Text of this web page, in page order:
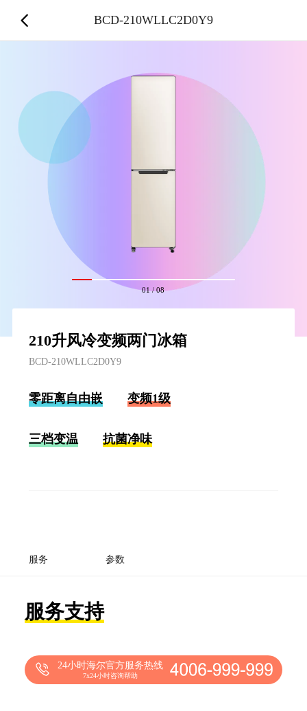
01/08
210升风冷变频两门冰箱
BCD-210WLLC2D0Y9
零距离自由嵌 变频1级
三档变温 抗菌净味
服务 参数
服务支持
24小时海尔官方服务热线
7x24小时咨询帮助
BCD-210WLLC2D0Y9